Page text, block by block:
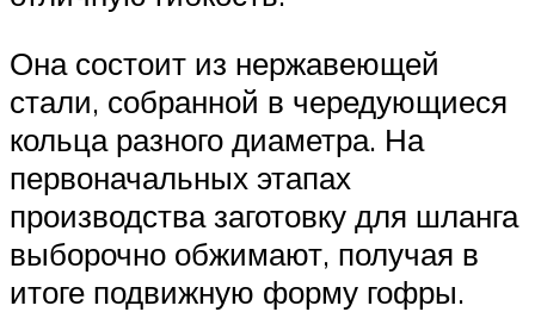
Она состоит из нержавеющей
стали, собранной в чередующиеся
кольца разного диаметра. На
первоначальных этапах
производства заготовку для шланга
выборочно обжимают, получая в
итоге подвижную форму гофры.